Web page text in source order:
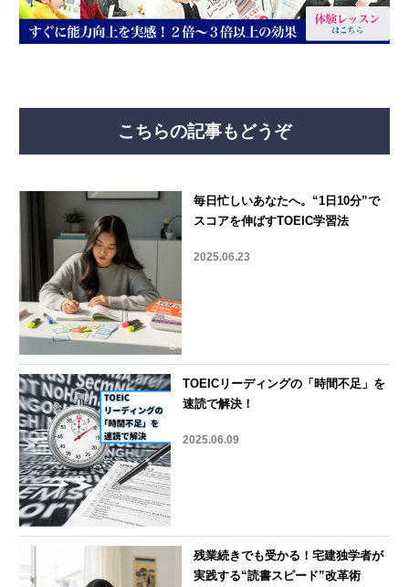
こちらの記事もどうぞ
毎日忙しいあなたへ。“1日10分”で
スコアを伸ばすTOEIC学習法
2025.06.23
TOEICリーディングの「時間不足」を
速読で解決！
2025.06.09
残業続きでも受かる！宅建独学者が
実践する“読書スピード”改革術